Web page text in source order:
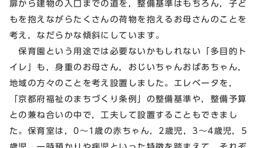
扉から建物の入口までの道を，整備基準はもちろん，子ど
もを抱えながらたくさんの荷物を抱えるお母さんのことを
考え，なだらかな傾斜にしています。
保育園という用途では必要ないかもしれない「多目的ト
イレ」も，身重のお母さん，おじいちゃんおばあちゃん，
地域の方々のことを考え設置しました。エレベータを，
「京都府福祉のまちづくり条例」の整備基準や，整備予算
との兼ね合いの中で，工夫して設置することもできまし
た。保育室は，0～1歳の赤ちゃん，2歳児，3～4歳児，5